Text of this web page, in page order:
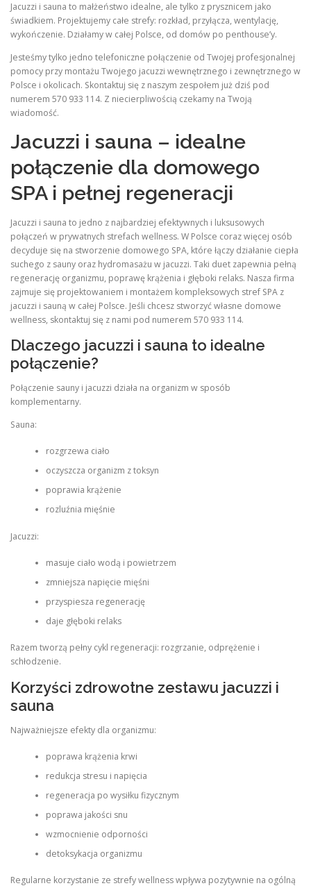
Jacuzzi i sauna to małżeństwo idealne, ale tylko z prysznicem jako
świadkiem. Projektujemy całe strefy: rozkład, przyłącza, wentylację,
wykończenie. Działamy w całej Polsce, od domów po penthouse’y.
Jesteśmy tylko jedno telefoniczne połączenie od Twojej profesjonalnej
pomocy przy montażu Twojego jacuzzi wewnętrznego i zewnętrznego w
Polsce i okolicach. Skontaktuj się z naszym zespołem już dziś pod
numerem 570 933 114. Z niecierpliwością czekamy na Twoją
wiadomość.
Jacuzzi i sauna – idealne
połączenie dla domowego
SPA i pełnej regeneracji
Jacuzzi i sauna to jedno z najbardziej efektywnych i luksusowych
połączeń w prywatnych strefach wellness. W Polsce coraz więcej osób
decyduje się na stworzenie domowego SPA, które łączy działanie ciepła
suchego z sauny oraz hydromasażu w jacuzzi. Taki duet zapewnia pełną
regenerację organizmu, poprawę krążenia i głęboki relaks. Nasza firma
zajmuje się projektowaniem i montażem kompleksowych stref SPA z
jacuzzi i sauną w całej Polsce. Jeśli chcesz stworzyć własne domowe
wellness, skontaktuj się z nami pod numerem 570 933 114.
Dlaczego jacuzzi i sauna to idealne
połączenie?
Połączenie sauny i jacuzzi działa na organizm w sposób
komplementarny.
Sauna:
rozgrzewa ciało
oczyszcza organizm z toksyn
poprawia krążenie
rozluźnia mięśnie
Jacuzzi:
masuje ciało wodą i powietrzem
zmniejsza napięcie mięśni
przyspiesza regenerację
daje głęboki relaks
Razem tworzą pełny cykl regeneracji: rozgrzanie, odprężenie i
schłodzenie.
Korzyści zdrowotne zestawu jacuzzi i
sauna
Najważniejsze efekty dla organizmu:
poprawa krążenia krwi
redukcja stresu i napięcia
regeneracja po wysiłku fizycznym
poprawa jakości snu
wzmocnienie odporności
detoksykacja organizmu
Regularne korzystanie ze strefy wellness wpływa pozytywnie na ogólną